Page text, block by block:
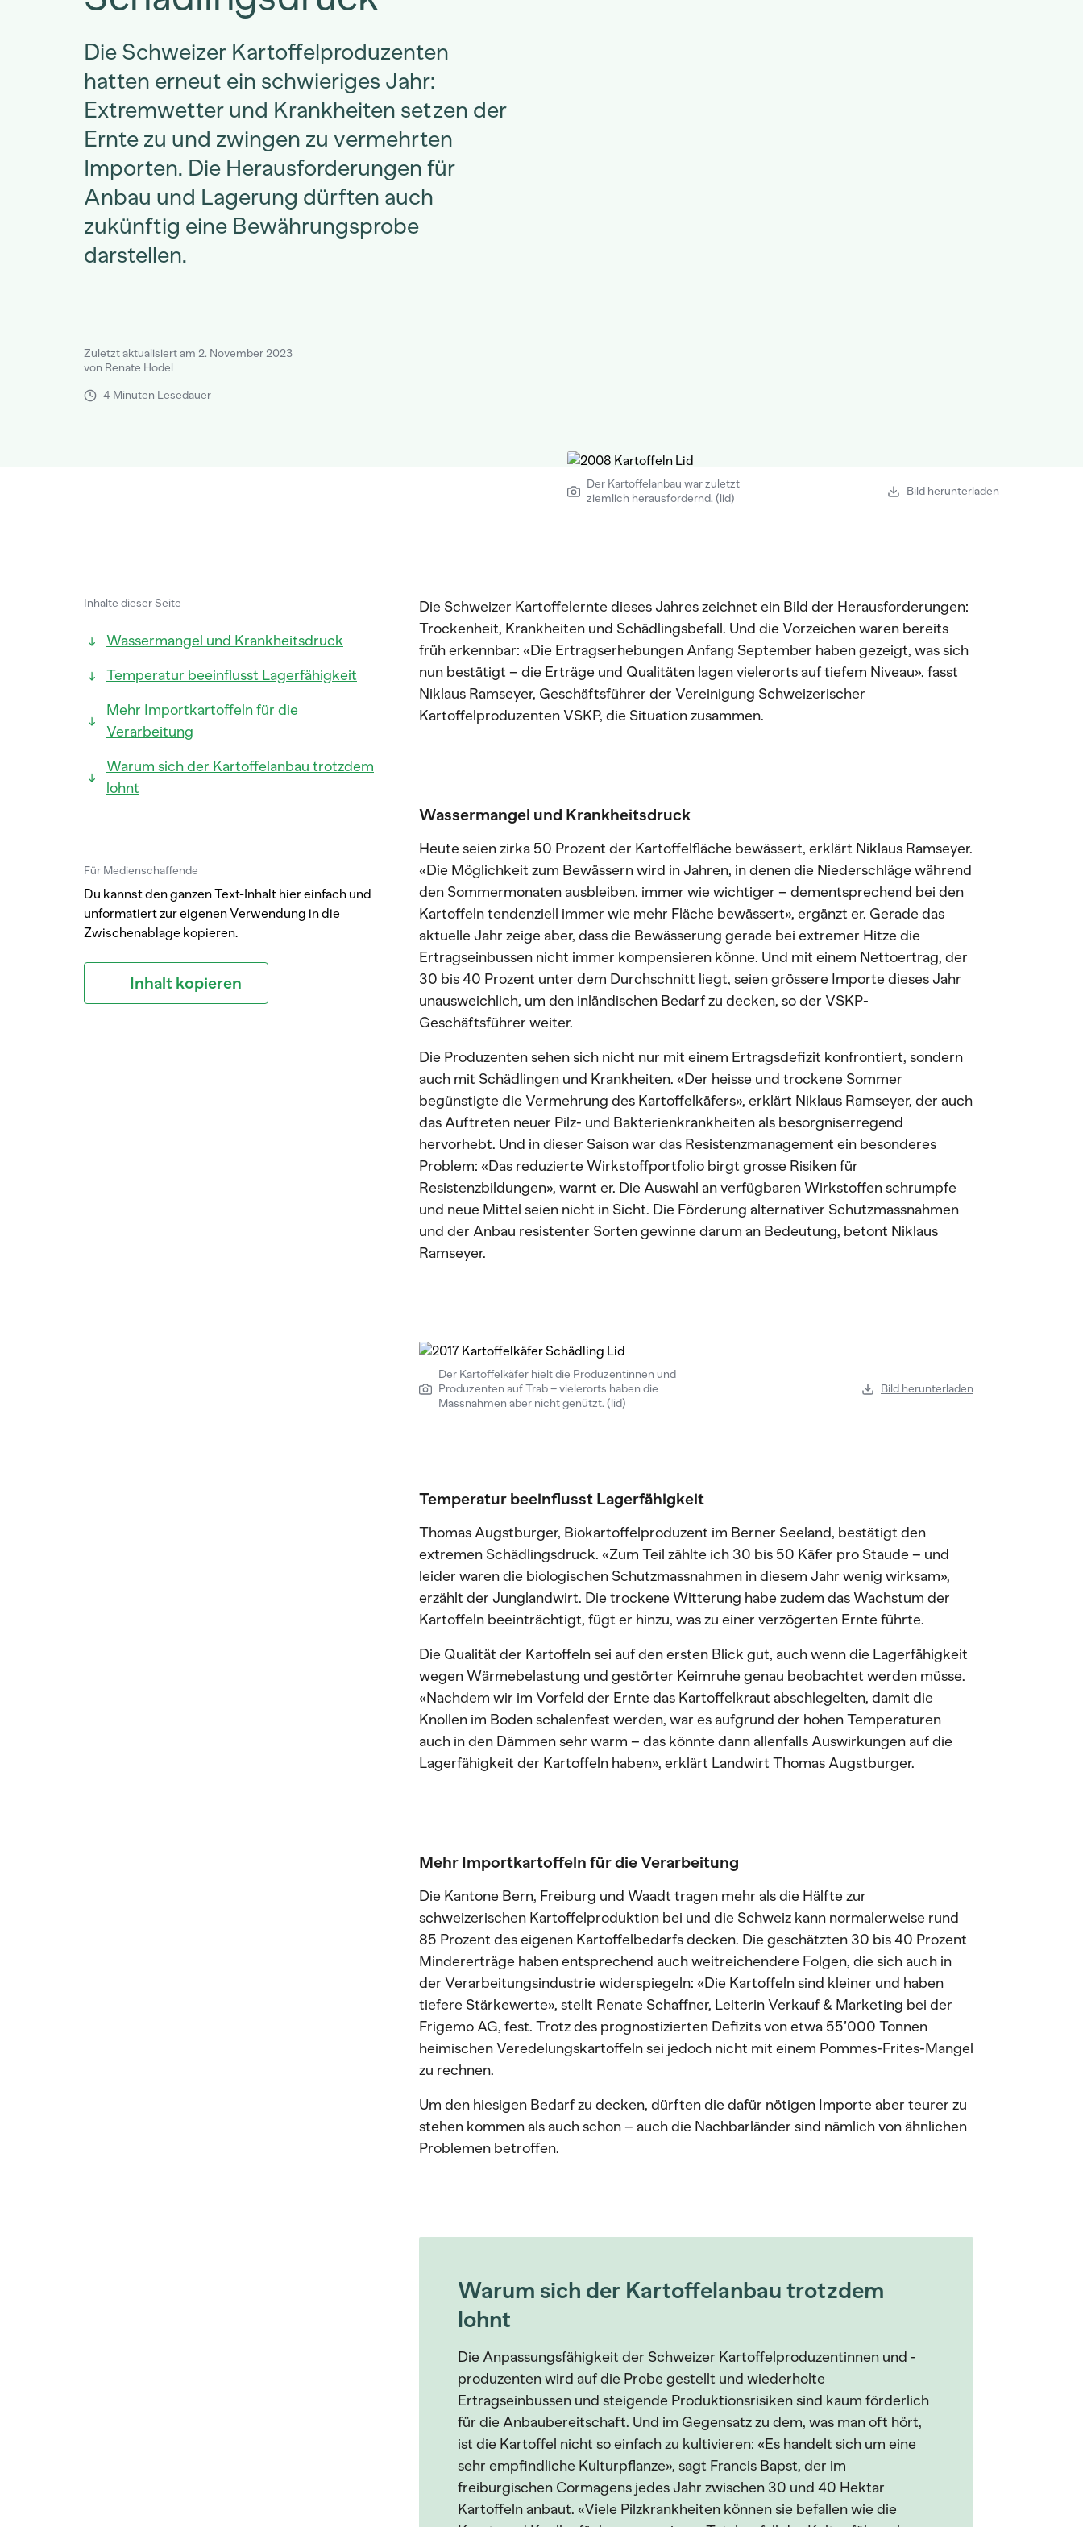
Die Schweizer Kartoffelproduzenten
hatten erneut ein schwieriges Jahr:
Extremwetter und Krankheiten setzen der
Ernte zu und zwingen zu vermehrten
Importen. Die Herausforderungen für
Anbau und Lagerung dürften auch
zukünftig eine Bewährungsprobe
darstellen.
Zuletzt aktualisiert am 2. November 2023
von Renate Hodel
4 Minuten Lesedauer
Der Kartoffelanbau war zuletzt
ziemlich herausfordernd. (lid)
Bild herunterladen
Inhalte dieser Seite
Wassermangel und Krankheitsdruck
Temperatur beeinflusst Lagerfähigkeit
Mehr Importkartoffeln für die
Verarbeitung
Warum sich der Kartoffelanbau trotzdem
lohnt
Für Medienschaffende
Du kannst den ganzen Text-Inhalt hier einfach und
unformatiert zur eigenen Verwendung in die
Zwischenablage kopieren.
Inhalt kopieren
Die Schweizer Kartoffelernte dieses Jahres zeichnet ein Bild der Herausforderungen:
Trockenheit, Krankheiten und Schädlingsbefall. Und die Vorzeichen waren bereits
früh erkennbar: «Die Ertragserhebungen Anfang September haben gezeigt, was sich
nun bestätigt – die Erträge und Qualitäten lagen vielerorts auf tiefem Niveau», fasst
Niklaus Ramseyer, Geschäftsführer der Vereinigung Schweizerischer
Kartoffelproduzenten VSKP, die Situation zusammen.
Wassermangel und Krankheitsdruck
Heute seien zirka 50 Prozent der Kartoffelfläche bewässert, erklärt Niklaus Ramseyer.
«Die Möglichkeit zum Bewässern wird in Jahren, in denen die Niederschläge während
den Sommermonaten ausbleiben, immer wie wichtiger – dementsprechend bei den
Kartoffeln tendenziell immer wie mehr Fläche bewässert», ergänzt er. Gerade das
aktuelle Jahr zeige aber, dass die Bewässerung gerade bei extremer Hitze die
Ertragseinbussen nicht immer kompensieren könne. Und mit einem Nettoertrag, der
30 bis 40 Prozent unter dem Durchschnitt liegt, seien grössere Importe dieses Jahr
unausweichlich, um den inländischen Bedarf zu decken, so der VSKP-
Geschäftsführer weiter.
Die Produzenten sehen sich nicht nur mit einem Ertragsdefizit konfrontiert, sondern
auch mit Schädlingen und Krankheiten. «Der heisse und trockene Sommer
begünstigte die Vermehrung des Kartoffelkäfers», erklärt Niklaus Ramseyer, der auch
das Auftreten neuer Pilz- und Bakterienkrankheiten als besorgniserregend
hervorhebt. Und in dieser Saison war das Resistenzmanagement ein besonderes
Problem: «Das reduzierte Wirkstoffportfolio birgt grosse Risiken für
Resistenzbildungen», warnt er. Die Auswahl an verfügbaren Wirkstoffen schrumpfe
und neue Mittel seien nicht in Sicht. Die Förderung alternativer Schutzmassnahmen
und der Anbau resistenter Sorten gewinne darum an Bedeutung, betont Niklaus
Ramseyer.
Der Kartoffelkäfer hielt die Produzentinnen und
Produzenten auf Trab – vielerorts haben die
Massnahmen aber nicht genützt. (lid)
Bild herunterladen
Temperatur beeinflusst Lagerfähigkeit
Thomas Augstburger, Biokartoffelproduzent im Berner Seeland, bestätigt den
extremen Schädlingsdruck. «Zum Teil zählte ich 30 bis 50 Käfer pro Staude – und
leider waren die biologischen Schutzmassnahmen in diesem Jahr wenig wirksam»,
erzählt der Junglandwirt. Die trockene Witterung habe zudem das Wachstum der
Kartoffeln beeinträchtigt, fügt er hinzu, was zu einer verzögerten Ernte führte.
Die Qualität der Kartoffeln sei auf den ersten Blick gut, auch wenn die Lagerfähigkeit
wegen Wärmebelastung und gestörter Keimruhe genau beobachtet werden müsse.
«Nachdem wir im Vorfeld der Ernte das Kartoffelkraut abschlegelten, damit die
Knollen im Boden schalenfest werden, war es aufgrund der hohen Temperaturen
auch in den Dämmen sehr warm – das könnte dann allenfalls Auswirkungen auf die
Lagerfähigkeit der Kartoffeln haben», erklärt Landwirt Thomas Augstburger.
Mehr Importkartoffeln für die Verarbeitung
Die Kantone Bern, Freiburg und Waadt tragen mehr als die Hälfte zur
schweizerischen Kartoffelproduktion bei und die Schweiz kann normalerweise rund
85 Prozent des eigenen Kartoffelbedarfs decken. Die geschätzten 30 bis 40 Prozent
Mindererträge haben entsprechend auch weitreichendere Folgen, die sich auch in
der Verarbeitungsindustrie widerspiegeln: «Die Kartoffeln sind kleiner und haben
tiefere Stärkewerte», stellt Renate Schaffner, Leiterin Verkauf & Marketing bei der
Frigemo AG, fest. Trotz des prognostizierten Defizits von etwa 55’000 Tonnen
heimischen Veredelungskartoffeln sei jedoch nicht mit einem Pommes-Frites-Mangel
zu rechnen.
Um den hiesigen Bedarf zu decken, dürften die dafür nötigen Importe aber teurer zu
stehen kommen als auch schon – auch die Nachbarländer sind nämlich von ähnlichen
Problemen betroffen.
Warum sich der Kartoffelanbau trotzdem
lohnt
Die Anpassungsfähigkeit der Schweizer Kartoffelproduzentinnen und -
produzenten wird auf die Probe gestellt und wiederholte
Ertragseinbussen und steigende Produktionsrisiken sind kaum förderlich
für die Anbaubereitschaft. Und im Gegensatz zu dem, was man oft hört,
ist die Kartoffel nicht so einfach zu kultivieren: «Es handelt sich um eine
sehr empfindliche Kulturpflanze», sagt Francis Bapst, der im
freiburgischen Cormagens jedes Jahr zwischen 30 und 40 Hektar
Kartoffeln anbaut. «Viele Pilzkrankheiten können sie befallen wie die